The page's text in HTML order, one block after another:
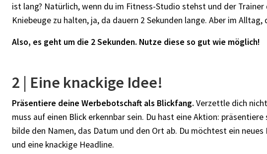
ist lang? Natürlich, wenn du im Fitness-Studio stehst und der
Kniebeuge zu halten, ja, da dauern 2 Sekunden lange. Aber im
Also, es geht um die 2 Sekunden. Nutze diese so gut wie möglich!
2 | Eine knackige Idee!
Präsentiere deine Werbebotschaft als Blickfang. Verzettle dich
muss auf einen Blick erkennbar sein. Du hast eine Aktion:
bilde den Namen, das Datum und den Ort ab. Du möchtest ein
und eine knackige Headline.